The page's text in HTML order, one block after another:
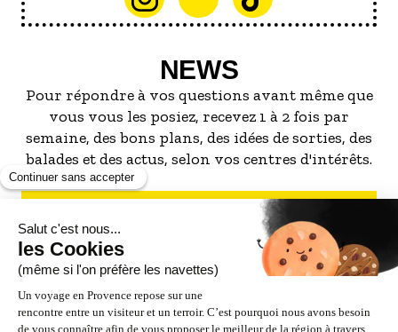
NEWS
Pour répondre à vos questions avant même que
vous vous les posiez, recevez 1 à 2 fois par
semaine, des bons plans, des idées de sorties, des
balades et des actus, selon vos centres d'intérêts.
S'INSCRIRE À LA NEWSLETTER
NOS PARTENAIRES